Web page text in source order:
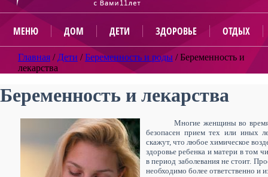
МЕНЮ ДОМ ДЕТИ ЗДОРОВЬЕ ОТДЫХ
Главная / Дети /Беременность и роды /Беременность и
лекарства
Беременность и лекарства
Многие женщины во время
безопасен прием тех или иных
скажут, что любое химическое
здоровье ребенка и матери в том
в период заболевания не стоит.
необходимо более ответственно и